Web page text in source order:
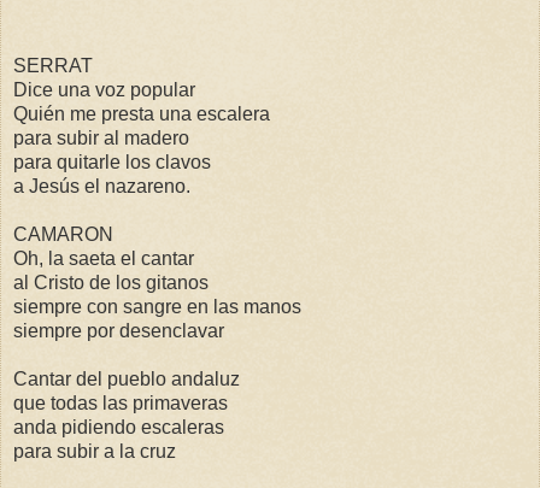
SERRAT
Dice una voz popular
Quién me presta una escalera
para subir al madero
para quitarle los clavos
a Jesús el nazareno.
CAMARON
Oh, la saeta el cantar
al Cristo de los gitanos
siempre con sangre en las manos
siempre por desenclavar
Cantar del pueblo andaluz
que todas las primaveras
anda pidiendo escaleras
para subir a la cruz